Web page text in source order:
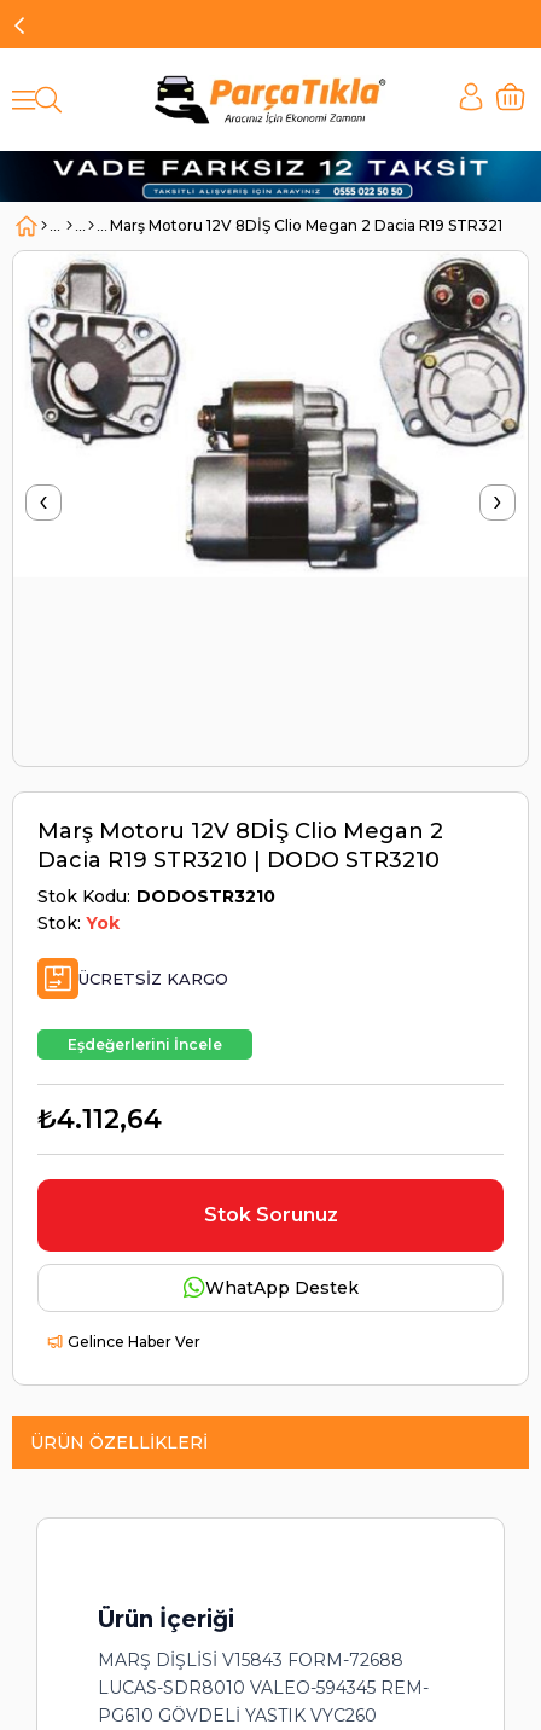
Marş Motoru 12V 8DİŞ Clio Megan 2 Dacia R19 STR3210 |
‹ ›
Marş Motoru 12V 8DİŞ Clio Megan 2
Dacia R19 STR3210 | DODO STR3210
Stok Kodu DODOSTR3210
Stok: Yok
ÜCRETSIZ KARGO
Eşdeğerlerini İncele
₺4.112,64
Stok Sorunuz
WhatApp Destek
Gelince Haber Ver
ÜRÜN ÖZELLIKLERI
Ürün İçeriği
MARŞ DİŞLİSİ V15843 FORM-72688
LUCAS-SDR8010 VALEO-594345 REM-
PG610 GÖVDELİ YASTIK VYC260